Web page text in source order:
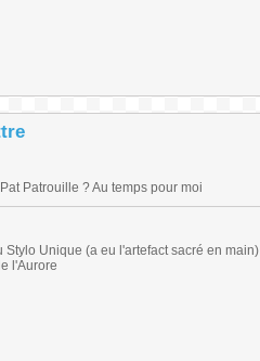
Patrouille ? Au temps pour moi
Unique (a eu l'artefact sacré en
l'Aurore